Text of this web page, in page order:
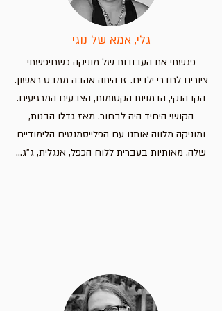
גלי, אמא של נוגי
פגשתי את העבודות של מוניקה כשחיפשתי
ציורים לחדרי ילדים. זו היתה אהבה ממבט ראשון.
הקו הנקי, הדמויות הקסומות, הצבעים המרגיעים.
הקושי היחיד היה לבחור. מאז גדלו הבנות,
ומוניקה מלווה אותנו עם הפלייסמנטים הלימודיים
שלה. מאותיות בעברית ללוח הכפל, אנגלית, ג"ג...